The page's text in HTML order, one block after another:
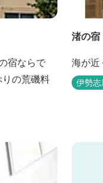
宿ならで
の荒磯料
渚の
海が近
伊勢